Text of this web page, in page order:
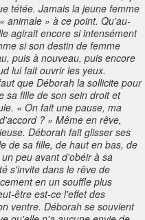
tétée. Jamais la jeune femme
animale » à ce point. Qu'au-
agirait encore si intensément
si son destin de femme
puis à nouveau, puis encore
lui fait ouvrir les yeux.
que Déborah la sollicite pour
sa fille de son sein droit et
« On fait une pause, ma
? » Même en rêve,
Déborah fait glisser ses
de sa fille, de haut en bas, de
peu avant d'obéir à sa
s'invite dans le rêve de
en un souffle plus
être est-ce l'effet des
ventre. Déborah se souvient